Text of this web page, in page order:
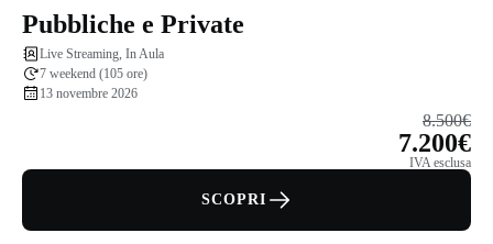
Pubbliche e Private
Live Streaming, In Aula
7 weekend (105 ore)
13 novembre 2026
8.500€
7.200€
IVA esclusa
SCOPRI